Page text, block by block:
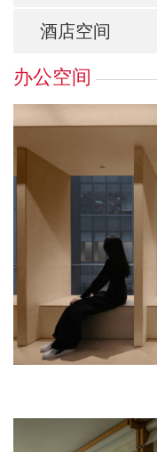
酒店空间
办公空间